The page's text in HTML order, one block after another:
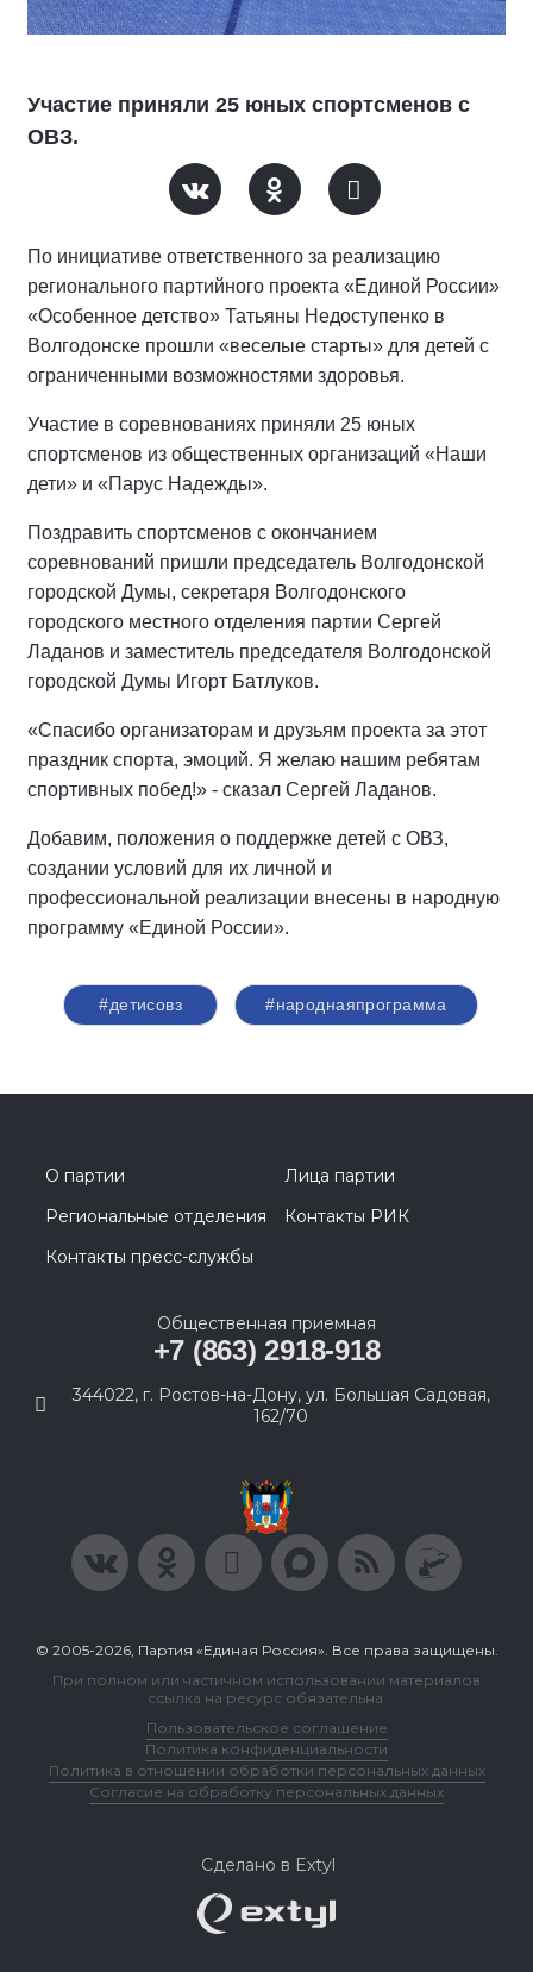
Участие приняли 25 юных спортсменов с
ОВЗ.
По инициативе ответственного за реализацию
регионального партийного проекта «Единой России»
«Особенное детство» Татьяны Недоступенко в
Волгодонске прошли «веселые старты» для детей с
ограниченными возможностями здоровья.
Участие в соревнованиях приняли 25 юных
спортсменов из общественных организаций «Наши
дети» и «Парус Надежды».
Поздравить спортсменов с окончанием
соревнований пришли председатель Волгодонской
городской Думы, секретаря Волгодонского
городского местного отделения партии Сергей
Ладанов и заместитель председателя Волгодонской
городской Думы Игорт Батлуков.
«Спасибо организаторам и друзьям проекта за этот
праздник спорта, эмоций. Я желаю нашим ребятам
спортивных побед!» - сказал Сергей Ладанов.
Добавим, положения о поддержке детей с ОВЗ,
создании условий для их личной и
профессиональной реализации внесены в народную
программу «Единой России».
#детисовз #народнаяпрограмма
О партии
Лица партии
Региональные отделения
Контакты РИК
Контакты пресс-службы
Общественная приемная
+7 (863) 2918-918
344022, г. Ростов-на-Дону, ул. Большая Садовая,
162/70
© 2005-2026, Партия «Единая Россия». Все права защищены.
При полном или частичном использовании материалов
ссылка на ресурс обязательна.
Пользовательское соглашение
Политика конфиденциальности
Политика в отношении обработки персональных данных
Согласие на обработку персональных данных
Сделано в Extyl